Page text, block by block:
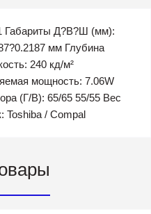
Габариты Д?В?Ш (мм):
мм Глубина
240 кд/м²
мощность: 7.06W
(Г/В): 65/65 55/55 Вес
Toshiba / Compal